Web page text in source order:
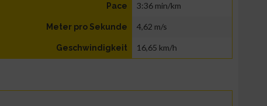
Pace 3:36 min/km
Meter pro Sekunde 4,62 m/s
Geschwindigkeit 16,65 km/h